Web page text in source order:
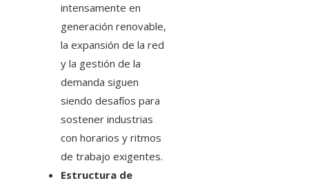
intensamente en
generación renovable,
la expansión de la red
y la gestión de la
demanda siguen
siendo desafíos para
sostener industrias
con horarios y ritmos
de trabajo exigentes.
Estructura de